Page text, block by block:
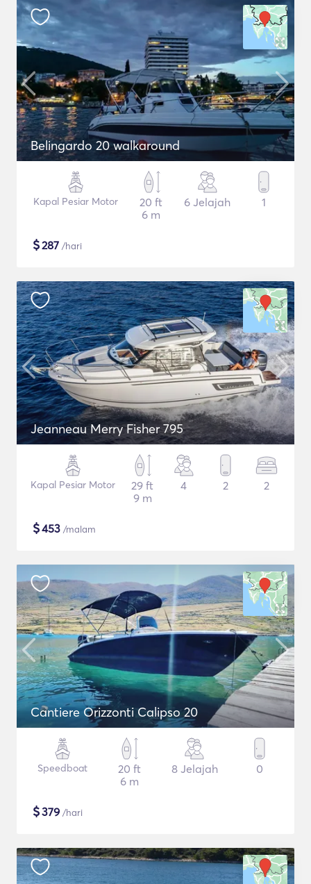
Belingardo 20 walkaround
Kapal Pesiar Motor
20 ft
6 m
6 Jelajah 1
$287 /hari
Jeanneau Merry Fisher 795
Kapal Pesiar Motor
29 ft
9 m
4 2 2
$453 /malam
Cantiere Orizzonti Calipso 20
Speedboat
20 ft
6 m
8 Jelajah 0
$379 /hari